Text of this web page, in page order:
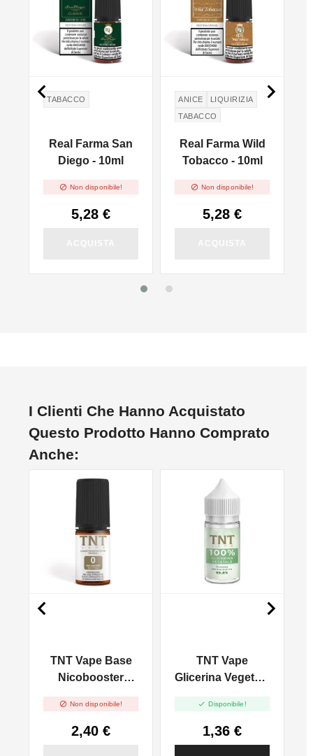
TABACCO
Real Farma San
Diego - 10ml
 Non disponibile!
5,28 €
ANICE
LIQUIRIZIA
TABACCO
Real Farma Wild
Tobacco - 10ml
 Non disponibile!
5,28 €
 
I Clienti Che Hanno Acquistato
Questo Prodotto Hanno Comprato
Anche:
TNT Vape Base
Nicobooster
 Non disponibile!
2,40 €
TNT Vape
Glicerina Vegetale
 Disponibile!
1,36 €
 